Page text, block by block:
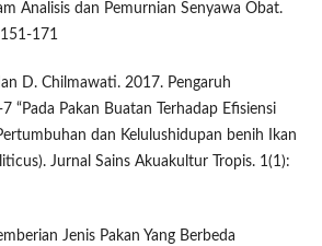
Analisis dan Pemurnian Senyawa Obat.
171
D. Chilmawati. 2017. Pengaruh
“Pada Pakan Buatan Terhadap Efisiensi
dan Kelulushidupan benih Ikan
Jurnal Sains Akuakultur Tropis. 1(1):
Jenis Pakan Yang Berbeda